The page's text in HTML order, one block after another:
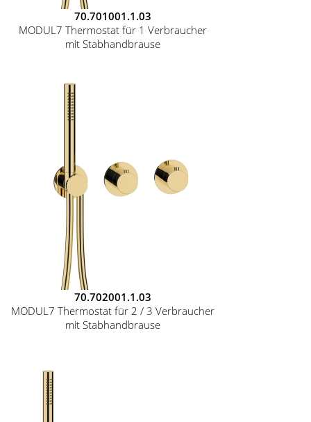
70.701001.1.03
MODUL7 Thermostat für 1 Verbraucher
mit Stabhandbrause
70.702001.1.03
MODUL7 Thermostat für 2 / 3 Verbraucher
mit Stabhandbrause